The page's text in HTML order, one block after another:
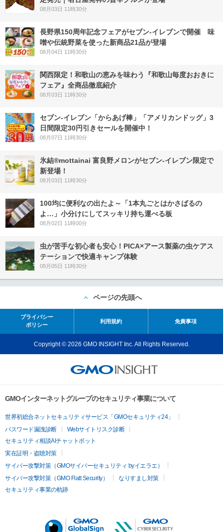
08月03日 11時30分
長野県150周年記念フェアがセブン-イレブンで開催 味
噌や伝統野菜を使った新商品21品が登場
08月04日 11時30分
関西限定！和歌山の恵みを味わう『和歌山毎度おおきに
フェア』全商品徹底紹介
08月03日 11時30分
セブン‐イレブン「からあげ棒」「アメリカンドッグ」3
日間限定30円引きセールを開催中！
08月07日 11時30分
氷結®mottainai 富良野メロンがセブン‐イレブン限定で
新登場！
08月03日 11時30分
100均に便利なの出たよ～「1本丸ごとはかさばるの
よ…」小分けにしてスッキリ持ち運べる板
08月02日 11時00分
虫が苦手な初心者も安心！PICA×アース製薬の虫ケアス
テーションで快適キャンプ体験
08月05日 11時30分
ページの先頭へ
プライバシー
ポリシー
利用規約 免責事項
Copyright © 2026 GMO INSIGHT Inc. All Rights Reserved.
GMOインターネットグループのセキュリティ事業について
世界初総合ネットセキュリティサービス「GMOセキュリティ24」
パスワード漏洩診断
Webサイトリスク診断
セキュリティ相談AIチャットボット
実在証明・盗聴対策
サイバー攻撃対策（GMOサイバーセキュリティ byイエラエ）
サイバー攻撃対策（GMO Flatt Security）
なりすまし対策
セキュリティ事業の軌跡